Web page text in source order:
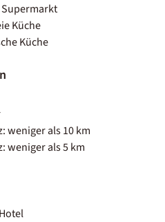
Küche
Küche
weniger als 10 km
weniger als 5 km